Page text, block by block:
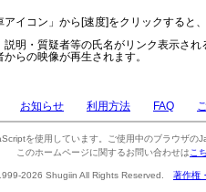
アイコン」から[速度]をクリックすると
説明・質疑者等の氏名がリンク表示さ
らの映像が再生されます。
お知らせ 利用方法 FAQ
を使用しています。ご使用中のブラウザの
このホームページに関するお問い合わせは こ
2026 Shugiin All Rights Reserved. 著作権